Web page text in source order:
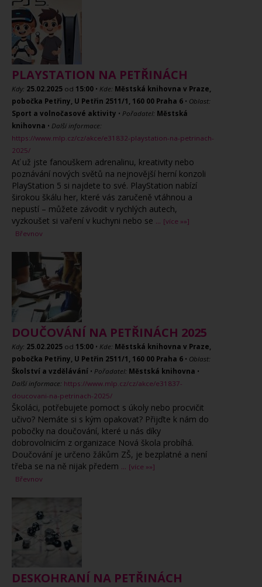
PLAYSTATION NA PETŘINÁCH
Kdy: 25.02.2025 od 15:00 • Kde: Městská knihovna v Praze,
pobočka Petřiny, U Petřin 2511/1, 160 00 Praha 6 • Oblast:
Sport a volnočasové aktivity • Pořadatel: Městská
knihovna • Další informace:
https://www.mlp.cz/cz/akce/e31832-playstation-na-petrinach-
2025/
Ať už jste fanouškem adrenalinu, kreativity nebo
poznávání nových světů na nejnovější herní konzoli
PlayStation 5 si najdete to své. PlayStation nabízí
širokou škálu her, které vás zaručeně vtáhnou a
nepustí – můžete závodit v rychlých autech,
vyzkoušet si vaření v kuchyni nebo se ... [více »»]
Břevnov
DOUČOVÁNÍ NA PETŘINÁCH 2025
Kdy: 25.02.2025 od 15:00 • Kde: Městská knihovna v Praze,
pobočka Petřiny, U Petřin 2511/1, 160 00 Praha 6 • Oblast:
Školství a vzdělávání • Pořadatel: Městská knihovna •
Další informace: https://www.mlp.cz/cz/akce/e31837-
doucovani-na-petrinach-2025/
Školáci, potřebujete pomoct s úkoly nebo procvičit
učivo? Nemáte si s kým opakovat? Přijďte k nám do
pobočky na doučování, které u nás díky
dobrovolnicím z organizace Nová škola probíhá.
Doučování je určeno žákům ZŠ, je bezplatné a není
třeba se na ně nijak předem ... [více »»]
Břevnov
DESKOHRANÍ NA PETŘINÁCH